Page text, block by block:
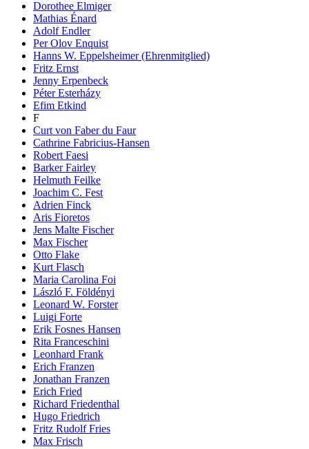
Dorothee Elmiger
Mathias Énard
Adolf Endler
Per Olov Enquist
Hanns W. Eppelsheimer (Ehrenmitglied)
Fritz Ernst
Jenny Erpenbeck
Péter Esterházy
Efim Etkind
F
Curt von Faber du Faur
Cathrine Fabricius-Hansen
Robert Faesi
Barker Fairley
Helmuth Feilke
Joachim C. Fest
Adrien Finck
Aris Fioretos
Jens Malte Fischer
Max Fischer
Otto Flake
Kurt Flasch
Maria Carolina Foi
László F. Földényi
Leonard W. Forster
Luigi Forte
Erik Fosnes Hansen
Rita Franceschini
Leonhard Frank
Erich Franzen
Jonathan Franzen
Erich Fried
Richard Friedenthal
Hugo Friedrich
Fritz Rudolf Fries
Max Frisch